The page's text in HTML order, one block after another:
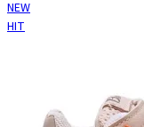
NEW
HIT